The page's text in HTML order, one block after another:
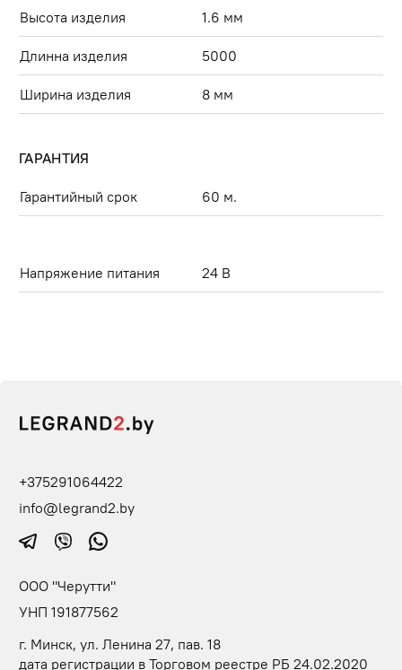
Высота изделия 1.6 мм
Длинна изделия 5000
Ширина изделия 8 мм
ГАРАНТИЯ
Гарантийный срок 60 м.
Напряжение питания 24 В
+375291064422
info@legrand2.by
ООО "Черутти"
УНП 191877562
г. Минск, ул. Ленина 27, пав. 18
дата регистрации в Торговом реестре РБ 24.02.2020